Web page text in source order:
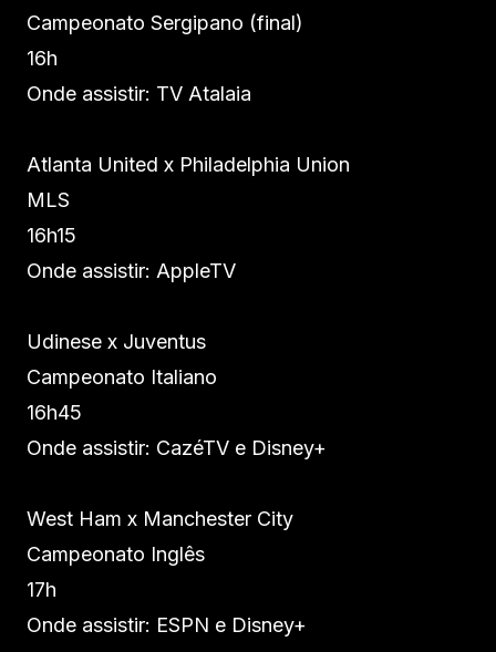
Campeonato Sergipano (final)
16h
Onde assistir: TV Atalaia
Atlanta United x Philadelphia Union
MLS
16h15
Onde assistir: AppleTV
Udinese x Juventus
Campeonato Italiano
16h45
Onde assistir: CazéTV e Disney+
West Ham x Manchester City
Campeonato Inglês
17h
Onde assistir: ESPN e Disney+